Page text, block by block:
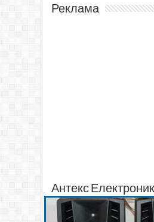
Реклама
Антекс Електроник